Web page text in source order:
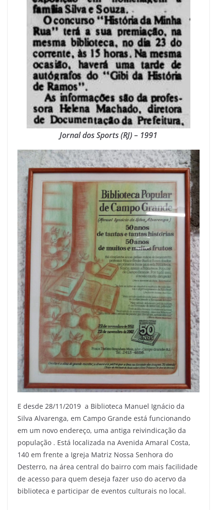
Jornal dos Sports (RJ) – 1991
E desde 28/11/2019 a Biblioteca Manuel Ignácio da
Silva Alvarenga, em Campo Grande está funcionando
em um novo endereço, uma antiga reivindicação da
população . Está localizada na Avenida Amaral Costa,
140 em frente a Igreja Matriz Nossa Senhora do
Desterro, na área central do bairro com mais facilidade
de acesso para quem deseja fazer uso do acervo da
biblioteca e participar de eventos culturais no local.